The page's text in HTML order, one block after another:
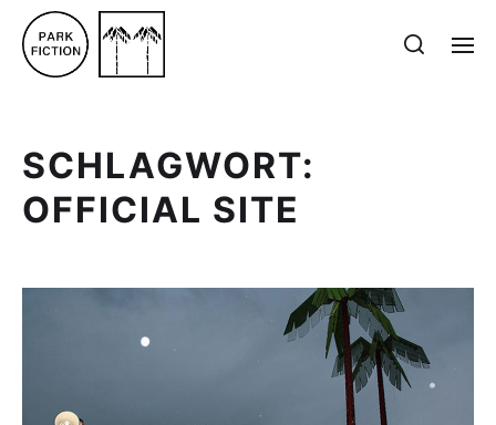
SCHLAGWORT:
OFFICIAL SITE